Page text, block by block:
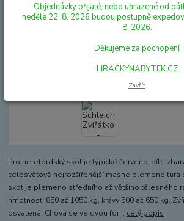
FIGURKY A ZVÍŘÁTKA Schleich Zvířátko
Schleich Zvířátko -
Pro herefordský skot je typické červeno-bílé
celosvětově nejrozšířenější masné plemeno tura
skot je plemeno středního až většího tělesného
hmotnosti 850 až 1050 kg, krávy 500 až 650 kg.
osvalená. Chová se ve dvou for... celý popis
Objednávky přijaté, nebo uhrazené od
neděle 22. 8. 2026 budou postupně
8. 2026.
Děkujeme za pochopení
HRACKYNABYTEK.CZ
Zavřít